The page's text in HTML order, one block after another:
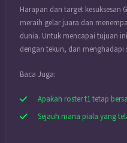
Harapan dan target kesuksesan
meraih gelar juara dan
dunia. Untuk mencapai tujuan
dengan tekun, dan
Baca Juga:
Apakah roster t1 tetap
Sejauh mana piala yang